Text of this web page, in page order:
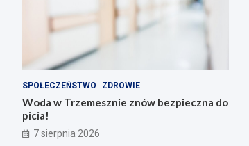
SPOŁECZEŃSTWO ZDROWIE
Woda w Trzemesznie znów bezpieczna do
picia!
7 sierpnia 2026